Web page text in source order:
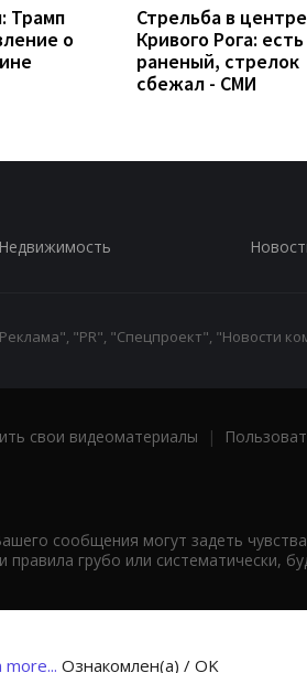
Трамп
о
Стрельба в центре
Кривого Рога: есть
раненый, стрелок
сбежал - СМИ
Недвижимость
"PR", "Спецпроект", "Новости
свои видеоматериалы |
сообщения могут задеть
грубо или систематически,
more... Ознакомлен(а) / OK